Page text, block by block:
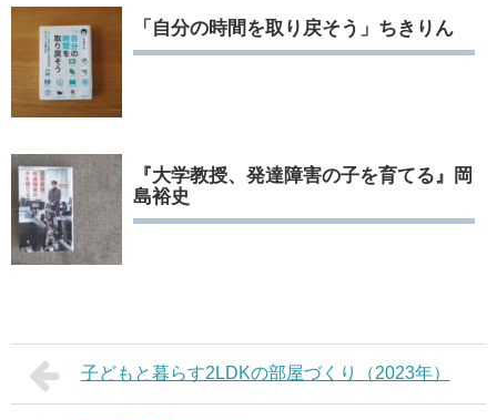
「自分の時間を取り戻そう」ちきりん
『大学教授、発達障害の子を育てる』岡
島裕史
子どもと暮らす2LDKの部屋づくり（2023年）